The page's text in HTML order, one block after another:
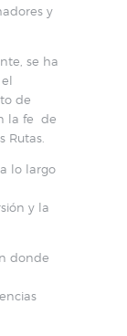
y
se ha
de
la fe de
Rutas.
lo largo
y la
donde